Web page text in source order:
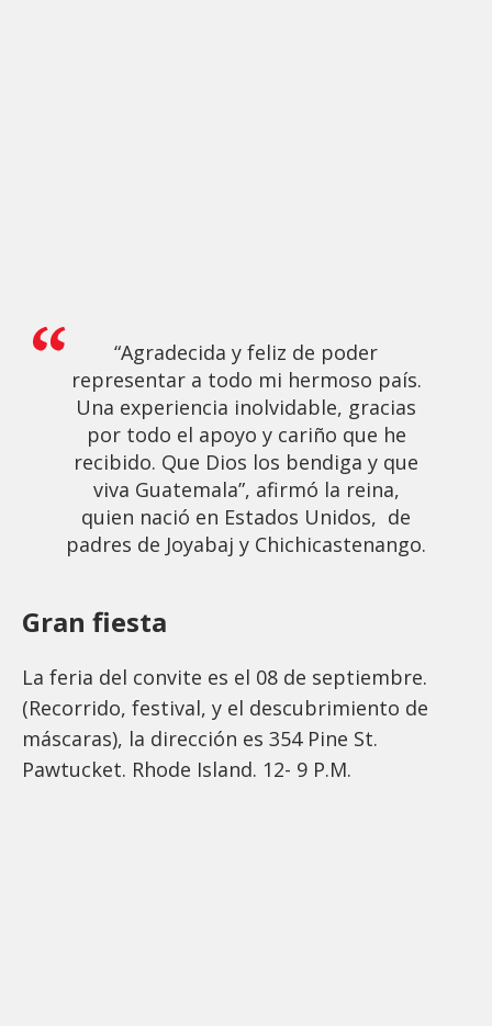
“Agradecida y feliz de poder
representar a todo mi hermoso país.
Una experiencia inolvidable, gracias
por todo el apoyo y cariño que he
recibido. Que Dios los bendiga y que
viva Guatemala”, afirmó la reina,
quien nació en Estados Unidos, de
padres de Joyabaj y Chichicastenango.
Gran fiesta
La feria del convite es el 08 de septiembre.
(Recorrido, festival, y el descubrimiento de
máscaras), la dirección es 354 Pine St.
Pawtucket. Rhode Island. 12- 9 P.M.